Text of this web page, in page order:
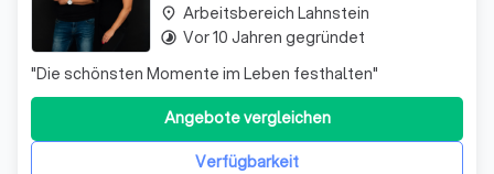
"Die schönsten Momente im Leben festhalten"
Verfügbarkeit
Angebote vergleichen
place Arbeitsbereich Lahnstein
timelapse Vor 10 Jahren gegründet